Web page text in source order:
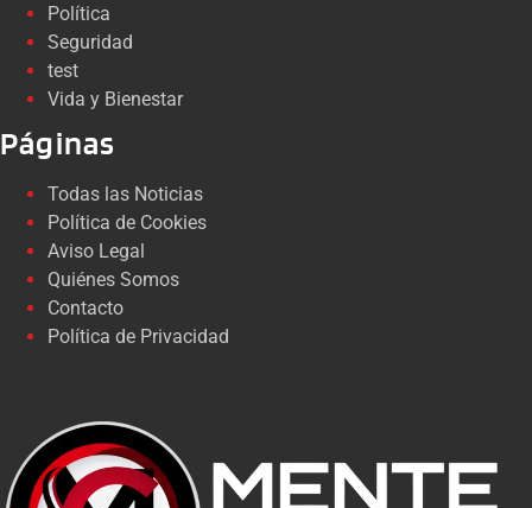
Política
Seguridad
test
Vida y Bienestar
Páginas
Todas las Noticias
Política de Cookies
Aviso Legal
Quiénes Somos
Contacto
Política de Privacidad